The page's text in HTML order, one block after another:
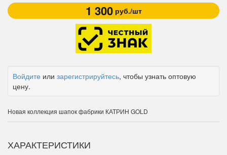
1 300руб./шт
Войдите или зарегистрируйтесь, чтобы узнать оптовую
цену.
Новая коллекция шапок фабрики КАТРИН GOLD
ХАРАКТЕРИСТИКИ